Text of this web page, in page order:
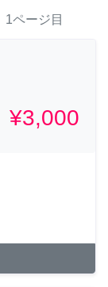
1ページ目
¥3,000